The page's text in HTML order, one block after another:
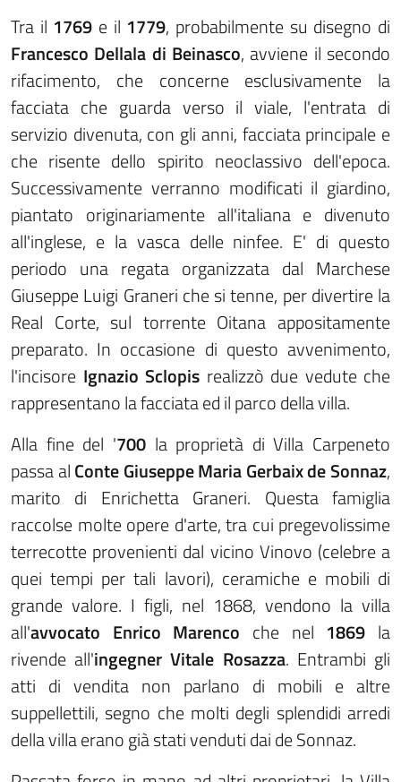
Tra il 1769 e il 1779, probabilmente su disegno di
Francesco Dellala di Beinasco, avviene il secondo
rifacimento, che concerne esclusivamente la
facciata che guarda verso il viale, l'entrata di
servizio divenuta, con gli anni, facciata principale e
che risente dello spirito neoclassivo dell'epoca.
Successivamente verranno modificati il giardino,
piantato originariamente all'italiana e divenuto
all'inglese, e la vasca delle ninfee. E' di questo
periodo una regata organizzata dal Marchese
Giuseppe Luigi Graneri che si tenne, per divertire la
Real Corte, sul torrente Oitana appositamente
preparato. In occasione di questo avvenimento,
l'incisore Ignazio Sclopis realizzò due vedute che
rappresentano la facciata ed il parco della villa.
Alla fine del '700 la proprietà di Villa Carpeneto
passa alConte Giuseppe Maria Gerbaix de Sonnaz,
marito di Enrichetta Graneri. Questa famiglia
raccolse molte opere d'arte, tra cui pregevolissime
terrecotte provenienti dal vicino Vinovo (celebre a
quei tempi per tali lavori), ceramiche e mobili di
grande valore. I figli, nel 1868, vendono la villa
all'avvocato Enrico Marenco che nel 1869 la
rivende all'ingegner Vitale Rosazza. Entrambi gli
atti di vendita non parlano di mobili e altre
suppellettili, segno che molti degli splendidi arredi
della villa erano già stati venduti dai de Sonnaz.